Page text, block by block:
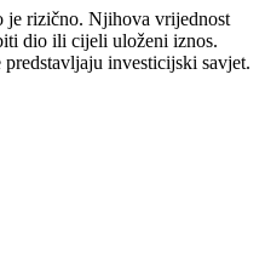
je rizično. Njihova vrijednost
dio ili cijeli uloženi iznos.
investicijski savjet.